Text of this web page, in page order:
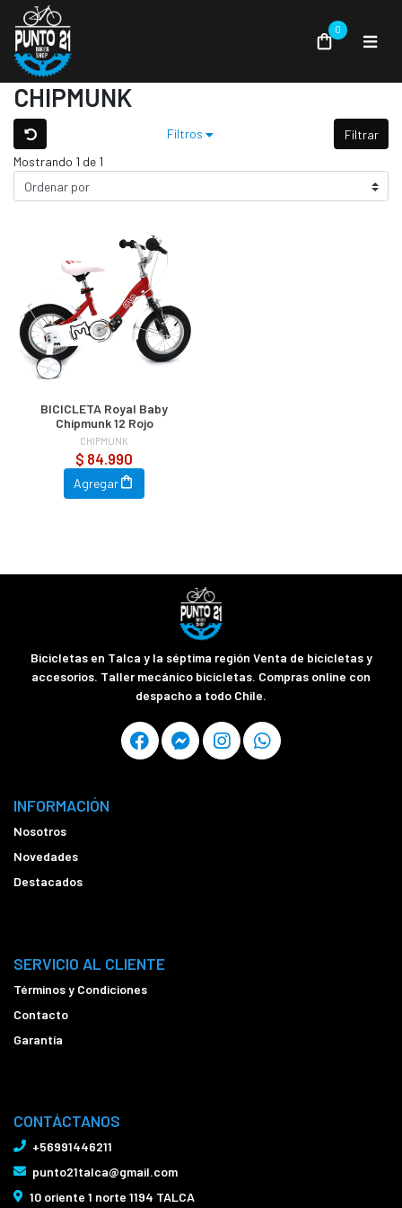
0
CHIPMUNK
Filtros
Filtrar
Mostrando 1 de 1
BICICLETA Royal Baby
Chipmunk 12 Rojo
CHIPMUNK
$ 84.990
Agregar
Bicicletas en Talca y la séptima región Venta de bicicletas y
accesorios. Taller mecánico bicicletas. Compras online con
despacho a todo Chile.
INFORMACIÓN
Nosotros
Novedades
Destacados
SERVICIO AL CLIENTE
Términos y Condiciones
Contacto
Garantía
CONTÁCTANOS
+56991446211
punto21talca@gmail.com
10 oriente 1 norte 1194 TALCA